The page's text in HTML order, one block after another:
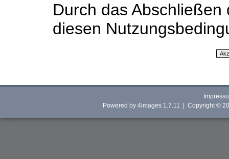
Durch das
diesen
Powered by 4images 1.7.11 | Copyright ©